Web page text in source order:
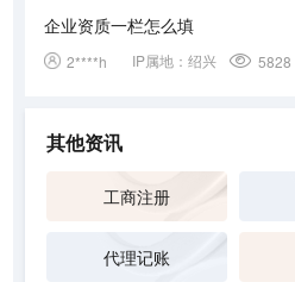
企业资质一栏怎么填
2****h IP属地： 绍兴 5828
其他资讯
工商注册
代理记账